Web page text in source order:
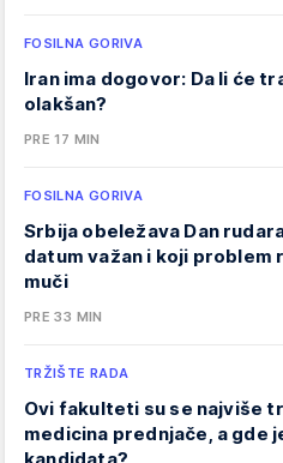
FOSILNA GORIVA
Iran ima dogovor: Da li će
olakšan?
PRE 17 MIN
FOSILNA GORIVA
Srbija obeležava Dan
datum važan i koji problem
muči
PRE 33 MIN
TRŽIŠTE RADA
Ovi fakulteti su se najviše
medicina prednjače, a gde